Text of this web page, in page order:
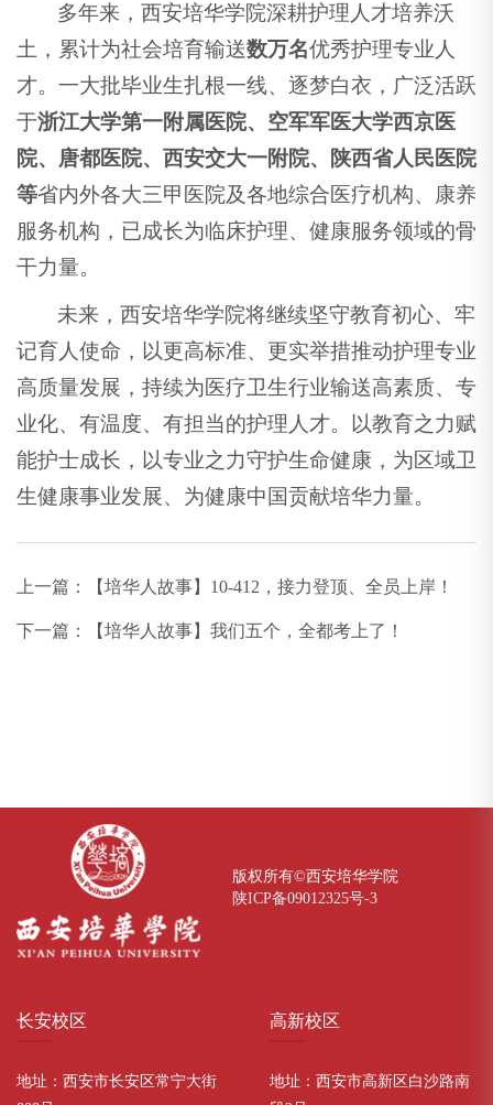
多年来，西安培华学院深耕护理人才培养沃
土，累计为社会培育输送数万名优秀护理专业人
才。一大批毕业生扎根一线、逐梦白衣，广泛活跃
于浙江大学第一附属医院、空军军医大学西京医
院、唐都医院、西安交大一附院、陕西省人民医院
等省内外各大三甲医院及各地综合医疗机构、康养
服务机构，已成长为临床护理、健康服务领域的骨
干力量。
未来，西安培华学院将继续坚守教育初心、牢
记育人使命，以更高标准、更实举措推动护理专业
高质量发展，持续为医疗卫生行业输送高素质、专
业化、有温度、有担当的护理人才。以教育之力赋
能护士成长，以专业之力守护生命健康，为区域卫
生健康事业发展、为健康中国贡献培华力量。
上一篇： 【培华人故事】10-412，接力登顶、全员上岸！
下一篇： 【培华人故事】我们五个，全都考上了！
版权所有©西安培华学院
陕ICP备09012325号-3
长安校区
地址：西安市长安区常宁大街
高新校区
地址：西安市高新区白沙路南